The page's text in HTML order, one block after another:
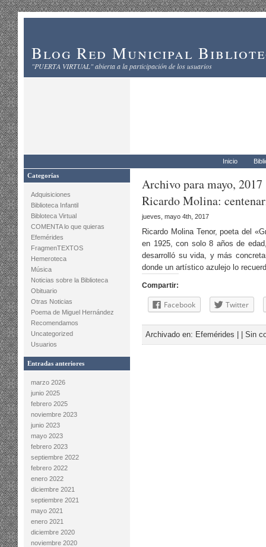
Blog Red Municipal
"PUERTA VIRTUAL" abierta a la participación de los usuarios
Inicio
Categorías
Adquisiciones
Biblioteca Infantil
Bibloteca Virtual
COMENTA lo que quieras
Efemérides
FragmenTEXTOS
Hemeroteca
Música
Noticias sobre la Biblioteca
Obituario
Otras Noticias
Poema de Miguel Hernández
Recomendamos
Uncategorized
Usuarios
Entradas anteriores
marzo 2026
junio 2025
febrero 2025
noviembre 2023
junio 2023
mayo 2023
febrero 2023
septiembre 2022
febrero 2022
enero 2022
diciembre 2021
septiembre 2021
mayo 2021
enero 2021
diciembre 2020
noviembre 2020
Archivo para mayo, 2017
Ricardo Molina:
jueves, mayo 4th, 2017
Ricardo Molina Tenor, poeta del
en 1925, con solo 8 años de
desarrolló su vida, y más
donde un artístico azulejo lo
Compartir:
Facebook Twitter
Archivado en: Efemérides Sin